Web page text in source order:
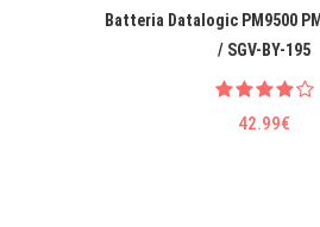
Batteria Datalogic PM9500
/ SGV-BY-195
42.99€